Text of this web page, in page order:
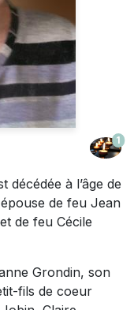
1
à l’âge de
de feu Jean
de feu Cécile
Grondin, son
fils de coeur